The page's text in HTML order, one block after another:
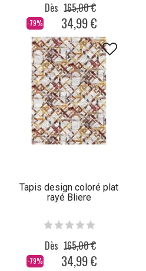
-79%
Dès 165,00 €
34,99 €
Tapis design coloré plat
rayé Bliere
-79%
Dès 165,00 €
34,99 €